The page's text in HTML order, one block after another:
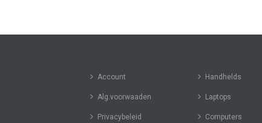
Account
Alg.voorwaaden
Privacybeleid
Handhelds
Laptops
Computers